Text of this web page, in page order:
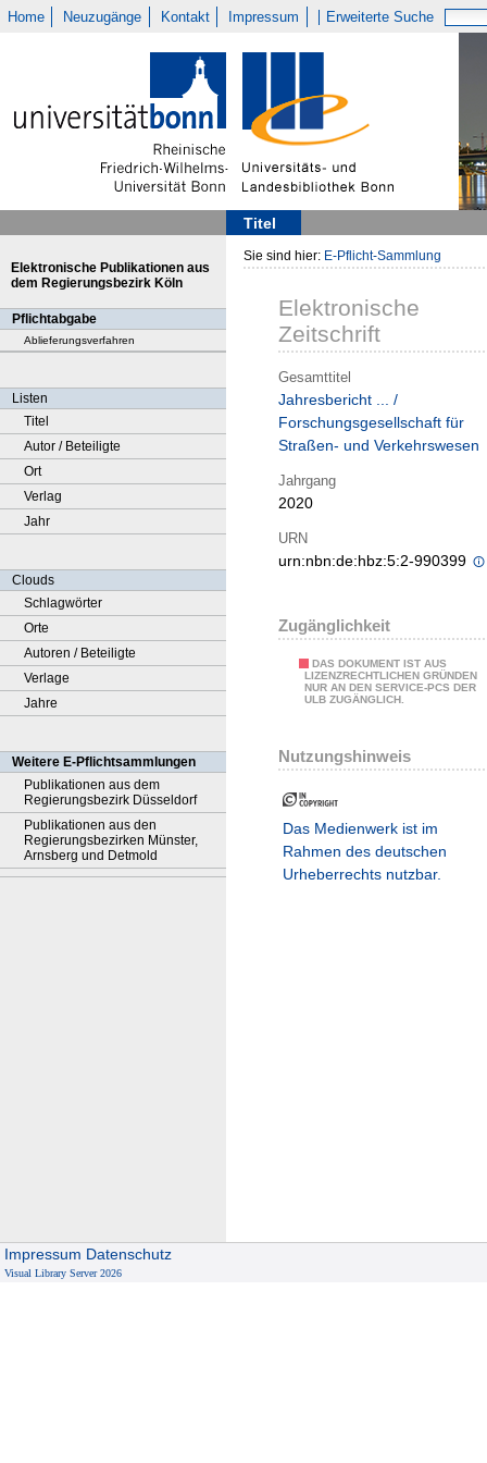
Home Neuzugänge Kontakt Impressum Erweiterte Suche
Titel
Elektronische Publikationen aus
dem Regierungsbezirk Köln
Pflichtabgabe
Ablieferungsverfahren
Listen
Titel
Autor / Beteiligte
Ort
Verlag
Jahr
Clouds
Schlagwörter
Orte
Autoren / Beteiligte
Verlage
Jahre
Weitere E-Pflichtsammlungen
Publikationen aus dem
Regierungsbezirk Düsseldorf
Publikationen aus den
Regierungsbezirken Münster,
Arnsberg und Detmold
Sie sind hier: E-Pflicht-Sammlung
Elektronische
Zeitschrift
Gesamttitel
Jahresbericht ... /
Forschungsgesellschaft für
Straßen- und Verkehrswesen
Jahrgang
2020
URN
urn:nbn:de:hbz:5:2-990399
Zugänglichkeit
DAS DOKUMENT IST AUS
LIZENZRECHTLICHEN GRÜNDEN
NUR AN DEN SERVICE-PCS DER
ULB ZUGÄNGLICH.
Nutzungshinweis
Das Medienwerk ist im
Rahmen des deutschen
Urheberrechts nutzbar.
Impressum Datenschutz
Visual Library Server 2026